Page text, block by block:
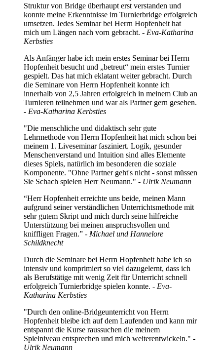
Struktur von Bridge überhaupt erst verstanden und
konnte meine Erkenntnisse im Turnierbridge erfolgreich
umsetzen. Jedes Seminar bei Herrn Hopfenheit hat
mich um Längen nach vorn gebracht. - Eva-Katharina
Kerbsties
Als Anfänger habe ich mein erstes Seminar bei Herrn
Hopfenheit besucht und „betreut“ mein erstes Turnier
gespielt. Das hat mich eklatant weiter gebracht. Durch
die Seminare von Herrn Hopfenheit konnte ich
innerhalb von 2,5 Jahren erfolgreich in meinem Club an
Turnieren teilnehmen und war als Partner gern gesehen.
- Eva-Katharina Kerbsties
"Die menschliche und didaktisch sehr gute
Lehrmethode von Herrn Hopfenheit hat mich schon bei
meinem 1. Liveseminar fasziniert. Logik, gesunder
Menschenverstand und Intuition sind alles Elemente
dieses Spiels, natürlich im besonderen die soziale
Komponente. "Ohne Partner geht's nicht - sonst müssen
Sie Schach spielen Herr Neumann." - Ulrik Neumann
“Herr Hopfenheit erreichte uns beide, meinen Mann
aufgrund seiner verständlichen Unterrichtsmethode mit
sehr gutem Skript und mich durch seine hilfreiche
Unterstützung bei meinen anspruchsvollen und
kniffligen Fragen.” - Michael und Hannelore
Schildknecht
Durch die Seminare bei Herrn Hopfenheit habe ich so
intensiv und komprimiert so viel dazugelernt, dass ich
als Berufstätige mit wenig Zeit für Unterricht schnell
erfolgreich Turnierbridge spielen konnte. - Eva-
Katharina Kerbsties
"Durch den online-Bridgeunterricht von Herrn
Hopfenheit bleibe ich auf dem Laufenden und kann mir
entspannt die Kurse raussuchen die meinem
Spielniveau entsprechen und mich weiterentwickeln." -
Ulrik Neumann